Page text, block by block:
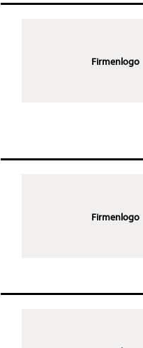
Firmenlogo
Firmenlogo